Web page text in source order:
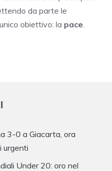
da parte le
obiettivo: la pace
3-0 a Giacarta, ora
urgenti
Under 20: oro nel